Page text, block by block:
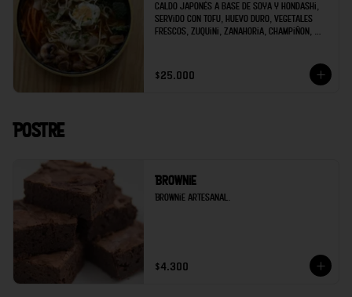
Caldo japonés a base de soya y hondashi,
servido con tofu, huevo duro, vegetales
frescos, zuquini, zanahoria, champiñon,
$25.000
Postre
Brownie
Brownie artesanal.
$4.300